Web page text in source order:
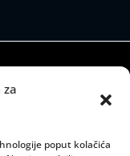
poput kolačića
53